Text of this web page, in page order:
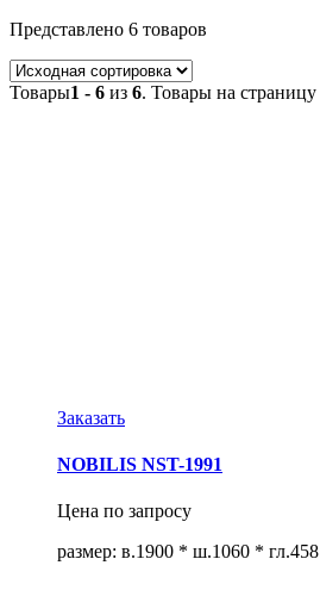
Представлено 6 товаров
Товары1 - 6 из 6. Товары на страницу
Заказать
NOBILIS NST-1991
Цена по запросу
размер: в.1900 * ш.1060 * гл.458